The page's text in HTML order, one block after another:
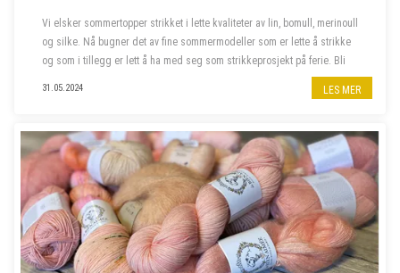
Vi elsker sommertopper strikket i lette kvaliteter av lin, bomull, merinoull
og silke. Nå bugner det av fine sommermodeller som er lette å strikke
og som i tillegg er lett å ha med seg som strikkeprosjekt på ferie. Bli
31.05.2024 LES MER